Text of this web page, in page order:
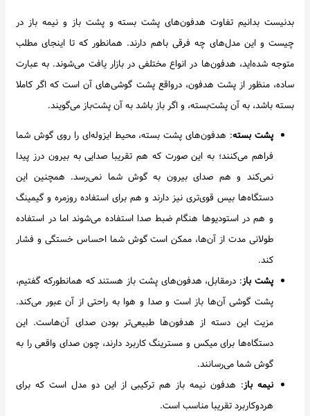
بدنیست بدانیم تفاوت هدفون‌های پشت بسته و پشت باز و نیمه باز در
چیست و این مدل‌های چه فرقی باهم دارند. همانطور که تا اینجای مطلب
متوجه شده‌اید، هدفون‌ها در انواع مختلفی در بازار یافت می‌شوند. به عبارت
ساده، منظور از پشت هدفون، درواقع پشت گوشی‌های آن است که اگر کاملا
بسته باشد، به آن پشت‌بسته، و اگر باز باشد به آن پشت‌باز می‌گویند.
پشت بسته: هدفون‌های پشت بسته، محیط ایزوله‌ای را روی گوش شما
فراهم می‌کنند؛ به این صورت که هم تقریبا صدایی به بیرون درز پیدا
نمی‌کند و هم صدای بیرون به گوش شما نمی‌رسد. همچنین این
دستگاه‌ها بیس قوی‌تری نیز دارند و هم برای استفاده روزمره و گیمینگ
و هم در استودیوها هنگام ضبط صدا استفاده می‌شوند اما در استفاده
طولانی مدت از آن‌ها، ممکن است گوش شما احساس خستگی و فشار
کند.
پشت باز: درمقابل، هدفون‌های پشت باز هستند که همانطورکه گفتیم،
پشت گوشی آن‌ها باز است و صدا و هوا به راحتی از آن عبور می‌کند.
مزیت این دسته از هدفون‌ها طبیعی‌تر بودن صدای آن‌هاست. این
دستگاه‌ها برای میکس و مسترینگ کاربرد دارند، چون صدای واقعی را به
گوش شما می‌رسانند.
نیمه باز: هدفون نیمه باز هم ترکیبی از این دو مدل است که برای
هردوکاربرد تقریبا مناسب است.